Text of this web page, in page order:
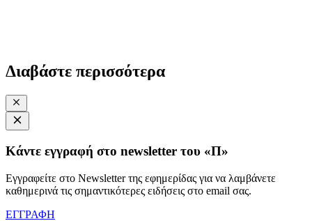
Διαβάστε περισσότερα
Κάντε εγγραφή στο newsletter του «Π»
Εγγραφείτε στο Newsletter της εφημερίδας για να λαμβάνετε
καθημερινά τις σημαντικότερες ειδήσεις στο email σας.
ΕΓΓΡΑΦΗ